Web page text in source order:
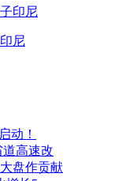
尼
动！
高速改
盘作贡献